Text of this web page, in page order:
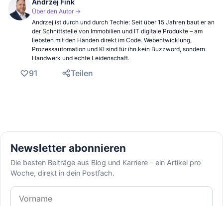
Andrzej Fink
Über den Autor →
Andrzej ist durch und durch Techie: Seit über 15 Jahren baut er an
der Schnittstelle von Immobilien und IT digitale Produkte – am
liebsten mit den Händen direkt im Code. Webentwicklung,
Prozessautomation und KI sind für ihn kein Buzzword, sondern
Handwerk und echte Leidenschaft.
91 Teilen
Newsletter abonnieren
Die besten Beiträge aus Blog und Karriere – ein Artikel pro
Woche, direkt in dein Postfach.
Vorname
E-Mail-Adresse